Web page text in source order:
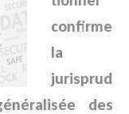
confirme
la
jurisprud
des